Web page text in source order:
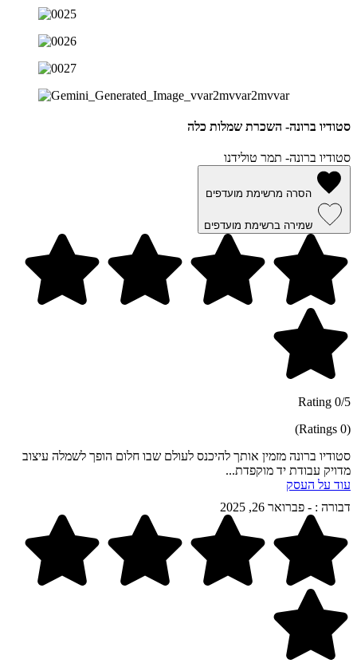
סטודיו ברונה- השכרת שמלות כלה
סטודיו ברונה- תמר טולידנו
הסרה מרשימת מועדפים
שמירה ברשימת מועדפים
0/5 Rating
(0 Ratings)
סטודיו ברונה מזמין אותך להיכנס לעולם שבו חלום הופך לשמלה עיצוב
מדויק עבודת יד מוקפדת...
עוד על העסק
דבורה : - פברואר 26, 2025